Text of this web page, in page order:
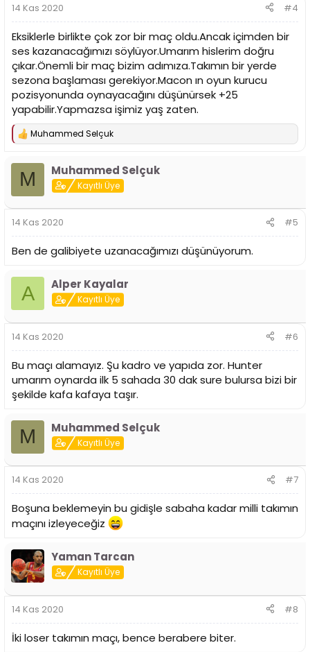
14 Kas 2020 #4
Eksiklerle birlikte çok zor bir maç oldu.Ancak içimden bir
ses kazanacağımızı söylüyor.Umarım hislerim doğru
çıkar.Önemli bir maç bizim adımıza.Takımın bir yerde
sezona başlaması gerekiyor.Macon ın oyun kurucu
pozisyonunda oynayacağını düşünürsek +25
yapabilir.Yapmazsa işimiz yaş zaten.
T
:
Muhammed Selçuk
M Muhammed Selçuk
Kayıtlı Üye
14 Kas 2020 #5
Ben de galibiyete uzanacağımızı düşünüyorum.
A Alper Kayalar
Kayıtlı Üye
14 Kas 2020 #6
Bu maçı alamayız. Şu kadro ve yapıda zor. Hunter
umarım oynarda ilk 5 sahada 30 dak sure bulursa bizi bir
şekilde kafa kafaya taşır.
M Muhammed Selçuk
Kayıtlı Üye
14 Kas 2020 #7
Boşuna beklemeyin bu gidişle sabaha kadar milli takımın
maçını izleyeceğiz
Yaman Tarcan
Kayıtlı Üye
14 Kas 2020 #8
İki loser takımın maçı, bence berabere biter.